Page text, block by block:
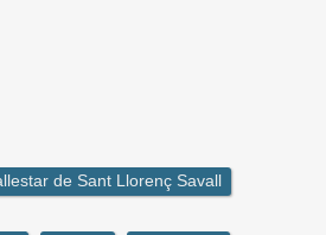
de Sant Llorenç Savall